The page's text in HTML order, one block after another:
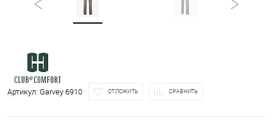
Артикул: Garvey 6910 ОТЛОЖИТЬ СРАВНИТЬ